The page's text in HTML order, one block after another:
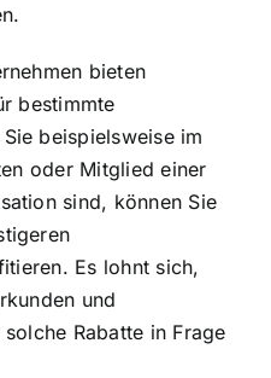
bieten
bestimmte
beispielsweise im
oder Mitglied einer
sind, können Sie
Es lohnt sich,
und
Rabatte in Frage